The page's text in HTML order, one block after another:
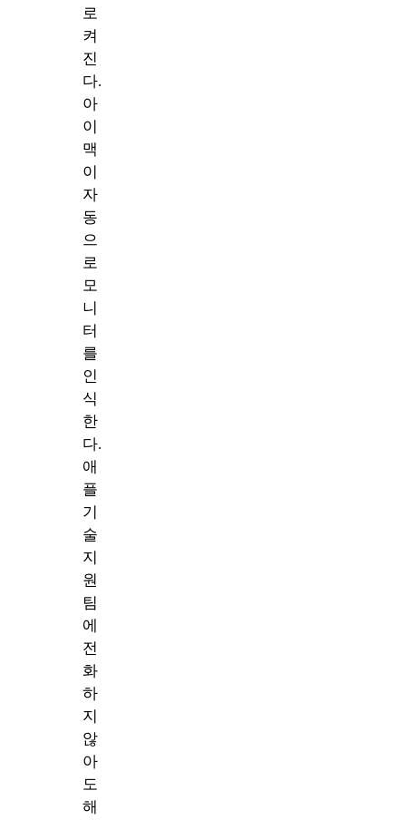
로
켜
진
다.
아
이
맥
이
자
동
으
로
모
니
터
를
인
식
한
다.
애
플
기
술
지
원
팀
에
전
화
하
지
않
아
도
해